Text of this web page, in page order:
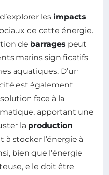
les impacts
de cette énergie.
de barrages peut
marins significatifs
aquatiques. D’un
est également
face à la
apportant une
la production
à stocker l’énergie à
bien que l’énergie
elle doit être